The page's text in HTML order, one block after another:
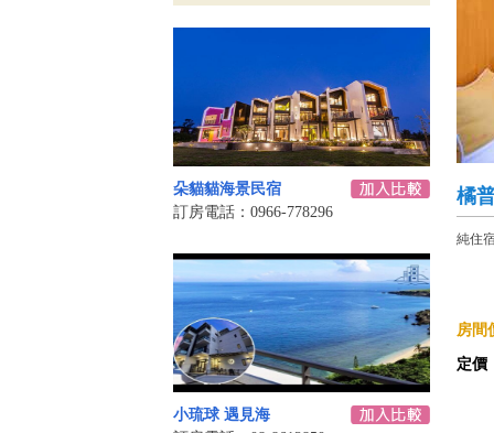
朵貓貓海景民宿
訂房電話：0966-778296
小琉球 遇見海
橘
純住
房間
定價